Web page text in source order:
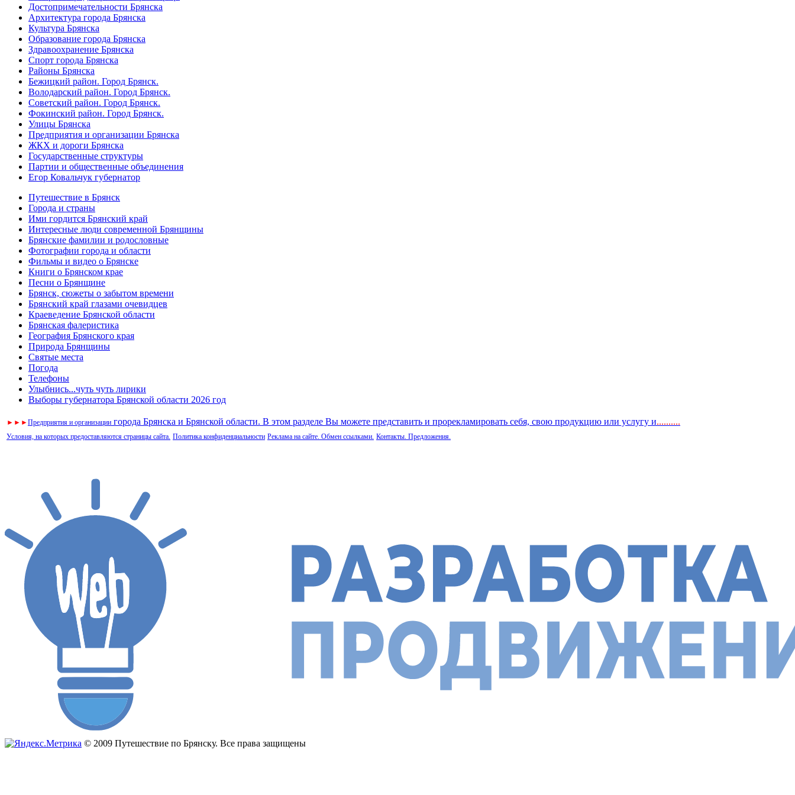
Достопримечательности Брянска
Архитектура города Брянска
Культура Брянска
Образование города Брянска
Здравоохранение Брянска
Спорт города Брянска
Районы Брянска
Бежицкий район. Город Брянск.
Володарский район. Город Брянск.
Советский район. Город Брянск.
Фокинский район. Город Брянск.
Улицы Брянска
Предприятия и организации Брянска
ЖКХ и дороги Брянска
Государственные структуры
Партии и общественные объединения
Егор Ковальчук губернатор
Путешествие в Брянск
Города и страны
Ими гордится Брянский край
Интересные люди современной Брянщины
Брянские фамилии и родословные
Фотографии города и области
Фильмы и видео о Брянске
Книги о Брянском крае
Песни о Брянщине
Брянск, сюжеты о забытом времени
Брянский край глазами очевидцев
Краеведение Брянской области
Брянская фалеристика
География Брянского края
Природа Брянщины
Святые места
Погода
Телефоны
Улыбнись...чуть чуть лирики
Выборы губернатора Брянской области 2026 год
► ► ►Предприятия и организации города Брянска и Брянской области. В этом разделе Вы можете представить и прорекламировать себя, свою продукцию или услугу и..........
Условия, на которых предоставляются страницы сайта. Политика конфиденциальности Реклама на сайте. Обмен ссылками. Контакты. Предложения.
© 2009 Путешествие по Брянску. Все права защищены